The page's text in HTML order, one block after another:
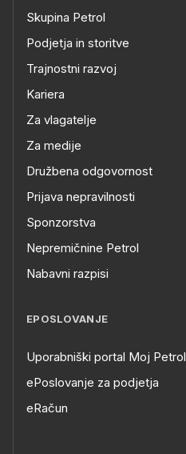
Skupina Petrol
Podjetja in storitve
Trajnostni razvoj
Kariera
Za vlagatelje
Za medije
Družbena odgovornost
Prijava nepravilnosti
Sponzorstva
Nepremičnine Petrol
Nabavni razpisi
EPOSLOVANJE
Uporabniški portal Moj Petrol
ePoslovanje za podjetja
eRačun